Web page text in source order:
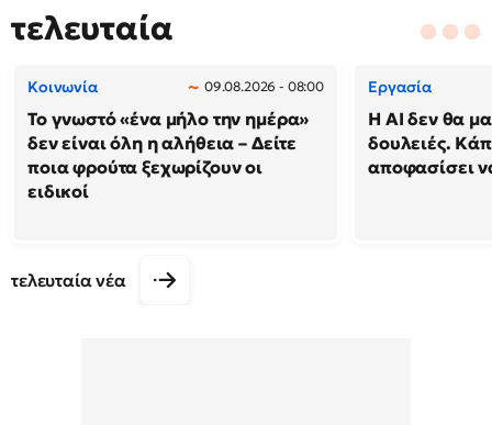
τελευταία
Κοινωνία 09.08.2026 - 08:00
Το γνωστό «ένα μήλο την ημέρα»
δεν είναι όλη η αλήθεια – Δείτε
ποια φρούτα ξεχωρίζουν οι
ειδικοί
Εργασία
Η AI δεν θα
δουλειές.
αποφασίσει
τελευταία νέα